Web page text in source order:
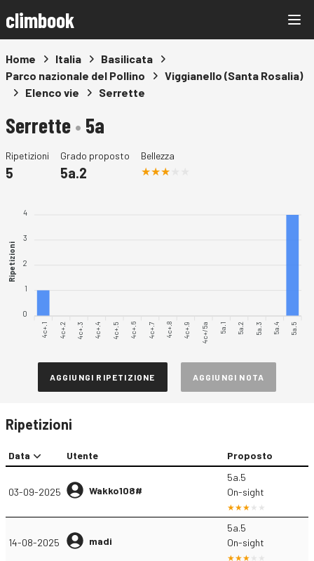
climbook
Home Italia
Basilicata
Parco nazionale del Pollino
Viggianello (Santa Rosalia)
Elenco vie
Serrette
Serrette• 5a
Ripetizioni
5
Grado proposto
5a.2
Bellezza
4
3
2
1
0
Ripetizioni
4c+.1 4c+.2 4c+.3 4c+.4 4c+.5 4c+.6 4c+.7 4c+.8 4c+.9 4c+/5a 5a.1 5a.2 5a.3 5a.4 5a.5
AGGIUNGI RIPETIZIONE AGGIUNGI NOTA
Ripetizioni
Data Utente Proposto
03-09-2025 Wakko108#
5a.5
On-sight
14-08-2025 madi
5a.5
On-sight